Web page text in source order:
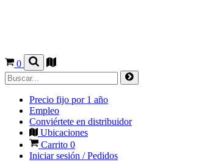
0
Precio fijo por 1 año
Empleo
Conviértete en distribuidor
Ubicaciones
Carrito 0
Iniciar sesión / Pedidos